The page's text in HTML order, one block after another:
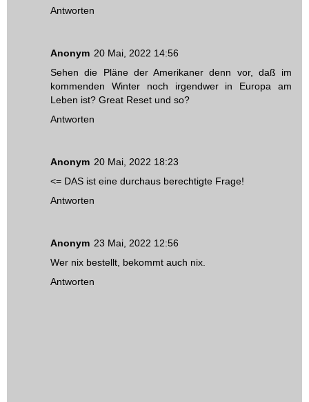
Antworten
Anonym 20 Mai, 2022 14:56
Sehen die Pläne der Amerikaner denn vor, daß im
kommenden Winter noch irgendwer in Europa am
Leben ist? Great Reset und so?
Antworten
Anonym 20 Mai, 2022 18:23
<= DAS ist eine durchaus berechtigte Frage!
Antworten
Anonym 23 Mai, 2022 12:56
Wer nix bestellt, bekommt auch nix.
Antworten